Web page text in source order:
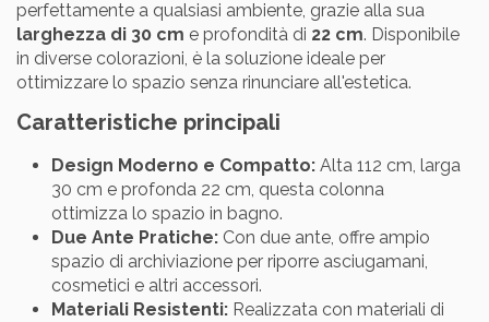
perfettamente a qualsiasi ambiente, grazie alla sua
larghezza di 30 cm e profondità di 22 cm. Disponibile
in diverse colorazioni, è la soluzione ideale per
ottimizzare lo spazio senza rinunciare all'estetica.
Caratteristiche principali
Design Moderno e Compatto: Alta 112 cm, larga
30 cm e profonda 22 cm, questa colonna
ottimizza lo spazio in bagno.
Due Ante Pratiche: Con due ante, offre ampio
spazio di archiviazione per riporre asciugamani,
cosmetici e altri accessori.
Materiali Resistenti: Realizzata con materiali di